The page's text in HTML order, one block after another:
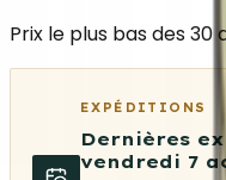
Prix le plus bas des 30
EXPÉDITIONS
Dernières
vendredi 7